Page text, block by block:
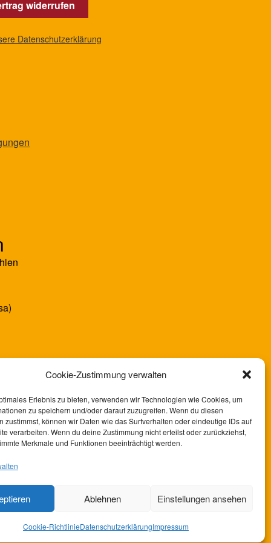
Cookie-Zustimmung verwalten
Erlebnis zu bieten, verwenden wir Technologien wie Cookies, um
zu speichern und/oder darauf zuzugreifen. Wenn du diesen
zustimmst, können wir Daten wie das Surfverhalten oder eindeutige IDs auf
verarbeiten. Wenn du deine Zustimmung nicht erteilst oder zurückziehst,
Merkmale und Funktionen beeinträchtigt werden.
Ablehnen Einstellungen ansehen
Cookie-RichtlinieDatenschutzerklärungImpressum
widerrufen
Datenschutzerklärung